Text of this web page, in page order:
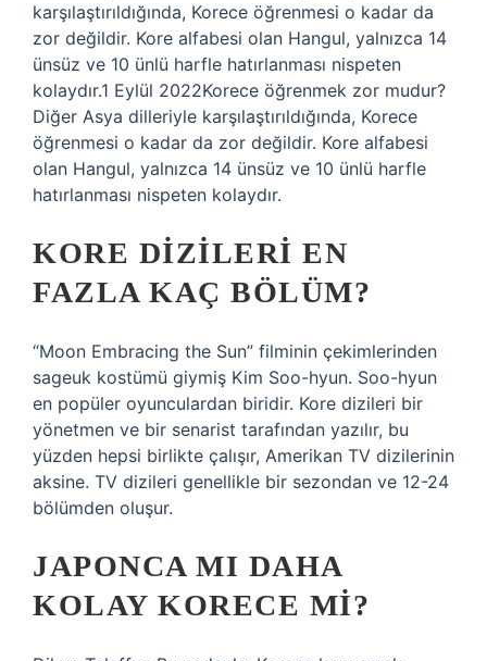
karşılaştırıldığında, Korece öğrenmesi o kadar da
zor değildir. Kore alfabesi olan Hangul, yalnızca 14
ünsüz ve 10 ünlü harfle hatırlanması nispeten
kolaydır.1 Eylül 2022Korece öğrenmek zor mudur?
Diğer Asya dilleriyle karşılaştırıldığında, Korece
öğrenmesi o kadar da zor değildir. Kore alfabesi
olan Hangul, yalnızca 14 ünsüz ve 10 ünlü harfle
hatırlanması nispeten kolaydır.
KORE DIZILERI EN
FAZLA KAÇ BÖLÜM?
“Moon Embracing the Sun” filminin çekimlerinden
sageuk kostümü giymiş Kim Soo-hyun. Soo-hyun
en popüler oyunculardan biridir. Kore dizileri bir
yönetmen ve bir senarist tarafından yazılır, bu
yüzden hepsi birlikte çalışır, Amerikan TV dizilerinin
aksine. TV dizileri genellikle bir sezondan ve 12-24
bölümden oluşur.
JAPONCA MI DAHA
KOLAY KORECE MI?